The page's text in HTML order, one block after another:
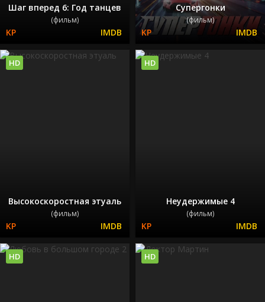
Шаг вперед 6: Год танцев
(фильм)
Супергонки
(фильм)
Высокоскоростная этуаль
(фильм)
HD
Неудержимые 4
(фильм)
HD
HD HD